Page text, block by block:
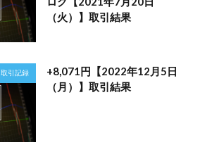
（火）】取引結果
取引記録
+8,071円【2022年12月5日
（月）】取引結果